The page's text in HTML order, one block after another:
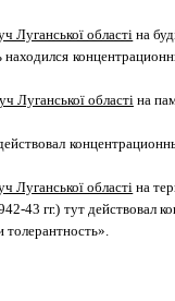
Луганської області на
находился
Луганської областіна
Луганської області на
43 гг.) тут действовал